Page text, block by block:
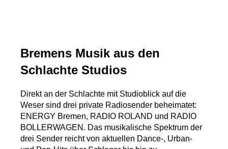
Bremens Musik aus den
Schlachte Studios
Direkt an der Schlachte mit Studioblick auf die
Weser sind drei private Radiosender beheimatet:
ENERGY Bremen, RADIO ROLAND und RADIO
BOLLERWAGEN. Das musikalische Spektrum der
drei Sender reicht von aktuellen Dance-, Urban-